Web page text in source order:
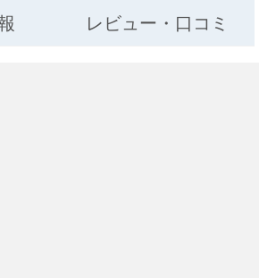
レビュー・口コミ